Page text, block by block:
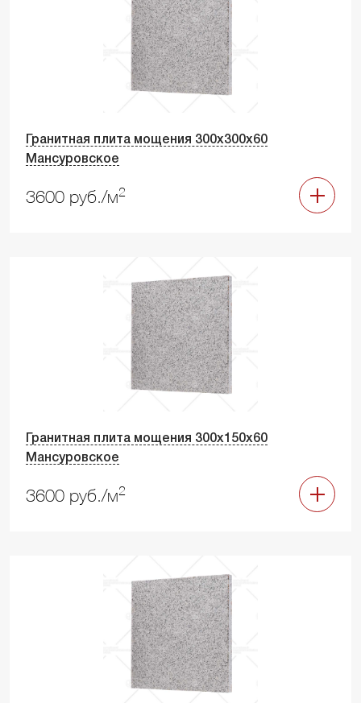
Гранитная плита мощения 300х300х60
Мансуровское
3600 руб./м2
Гранитная плита мощения 300х150х60
Мансуровское
3600 руб./м2